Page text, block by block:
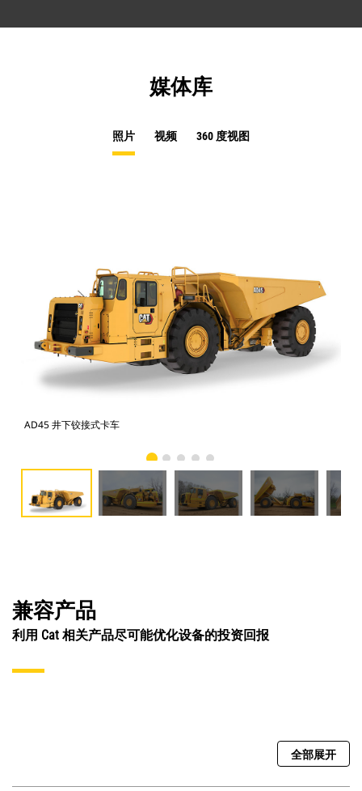
媒体库
照片 视频 360 度视图
AD45 井下铰接式卡车
兼容产品
利用 Cat 相关产品尽可能优化设备的投资回报
全部展开